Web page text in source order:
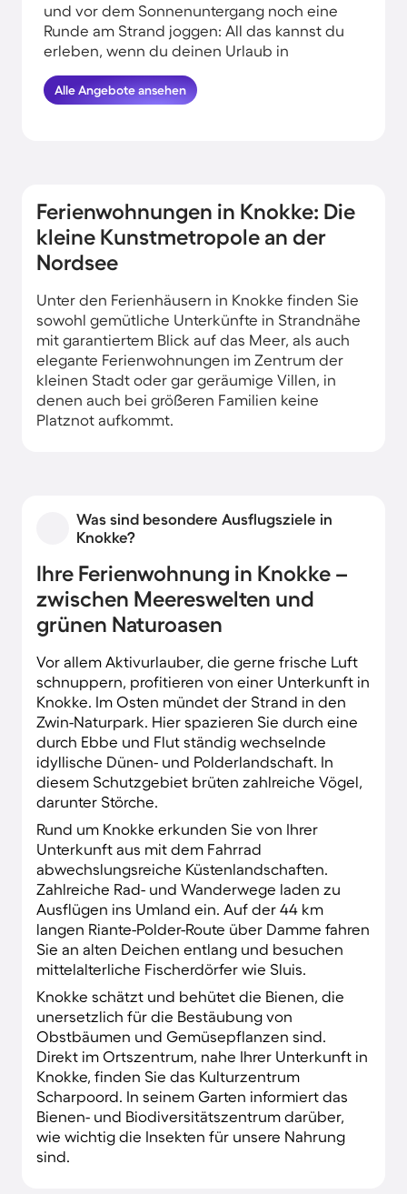
und vor dem Sonnenuntergang noch eine
Runde am Strand joggen: All das kannst du
erleben, wenn du deinen Urlaub in
HomeToGo hat für dich und deine Familie
die besten Angebote herausgesucht. Finde
Alle Angebote ansehen
Ferienwohnungen in Knokke: Die
kleine Kunstmetropole an der
Nordsee
Unter den Ferienhäusern in Knokke finden Sie
sowohl gemütliche Unterkünfte in Strandnähe
mit garantiertem Blick auf das Meer, als auch
elegante Ferienwohnungen im Zentrum der
kleinen Stadt oder gar geräumige Villen, in
denen auch bei größeren Familien keine
Platznot aufkommt.
Was sind besondere Ausflugsziele in
Knokke?
Ihre Ferienwohnung in Knokke –
zwischen Meereswelten und
grünen Naturoasen
Vor allem Aktivurlauber, die gerne frische Luft
schnuppern, profitieren von einer Unterkunft in
Knokke. Im Osten mündet der Strand in den
Zwin-Naturpark. Hier spazieren Sie durch eine
durch Ebbe und Flut ständig wechselnde
idyllische Dünen- und Polderlandschaft. In
diesem Schutzgebiet brüten zahlreiche Vögel,
darunter Störche.
Rund um Knokke erkunden Sie von Ihrer
Unterkunft aus mit dem Fahrrad
abwechslungsreiche Küstenlandschaften.
Zahlreiche Rad- und Wanderwege laden zu
Ausflügen ins Umland ein. Auf der 44 km
langen Riante-Polder-Route über Damme fahren
Sie an alten Deichen entlang und besuchen
mittelalterliche Fischerdörfer wie Sluis.
Knokke schätzt und behütet die Bienen, die
unersetzlich für die Bestäubung von
Obstbäumen und Gemüsepflanzen sind.
Direkt im Ortszentrum, nahe Ihrer Unterkunft in
Knokke, finden Sie das Kulturzentrum
Scharpoord. In seinem Garten informiert das
Bienen- und Biodiversitätszentrum darüber,
wie wichtig die Insekten für unsere Nahrung
sind.